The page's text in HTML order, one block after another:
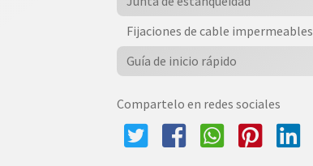
Fijaciones de cable impermeables
Guía de inicio rápido
Compartelo en redes sociales